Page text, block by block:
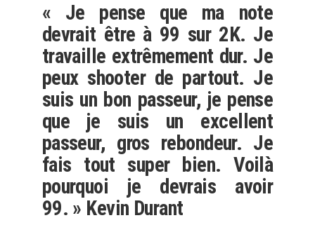
« Je pense que ma note
devrait être à 99 sur 2K. Je
travaille extrêmement dur. Je
peux shooter de partout. Je
suis un bon passeur, je pense
que je suis un excellent
passeur, gros rebondeur. Je
fais tout super bien. Voilà
pourquoi je devrais avoir
99. » Kevin Durant